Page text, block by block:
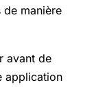
de manière
avant de
application